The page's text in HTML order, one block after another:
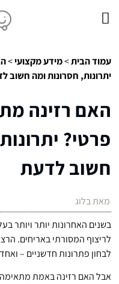
עמוד הבית>מידע מקצועי>
יתרונות, חסרונות ומה חשוב
האם רזינה
פרטי?
חשוב לדעת
מאת בלוג
בשנים האחרונות יותר ויותר
לריצוף המסורתי באריחים.
לבחון פתרונות חדשניים –
אבל האם רזינה באמת